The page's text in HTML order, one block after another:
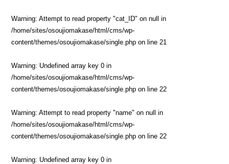
Warning: Attempt to read property "cat_ID" on null in
/home/sites/osoujiomakase/html/cms/wp-
content/themes/osoujiomakase/single.php on line 21
Warning: Undefined array key 0 in
/home/sites/osoujiomakase/html/cms/wp-
content/themes/osoujiomakase/single.php on line 22
Warning: Attempt to read property "name" on null in
/home/sites/osoujiomakase/html/cms/wp-
content/themes/osoujiomakase/single.php on line 22
Warning: Undefined array key 0 in